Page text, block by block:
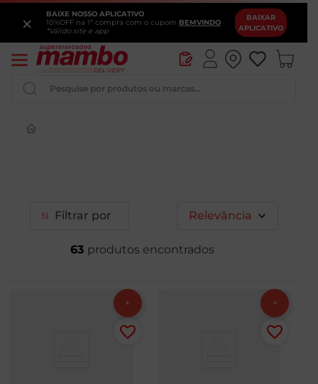
BAIXE NOSSO APLICATIVO
10%OFF na 1ª compra com o cupom BEMVINDO
*Válido site e app
BAIXAR
APLICATIVO
×
Pesquise por produtos ou marcas...
Filtrar Relevância
63